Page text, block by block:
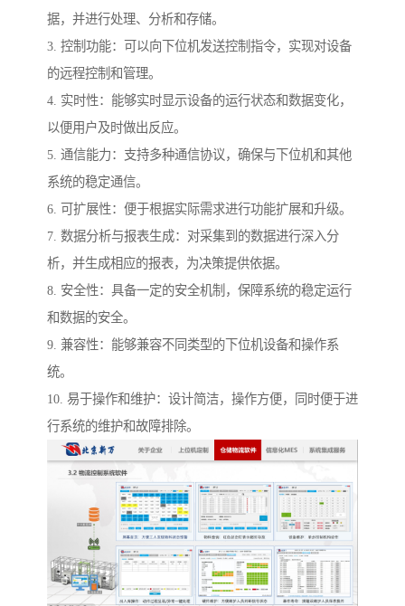
据，并进行处理、分析和存储。
3. 控制功能：可以向下位机发送控制指令，实现对设备
的远程控制和管理。
4. 实时性：能够实时显示设备的运行状态和数据变化，
以便用户及时做出反应。
5. 通信能力：支持多种通信协议，确保与下位机和其他
系统的稳定通信。
6. 可扩展性：便于根据实际需求进行功能扩展和升级。
7. 数据分析与报表生成：对采集到的数据进行深入分
析，并生成相应的报表，为决策提供依据。
8. 安全性：具备一定的安全机制，保障系统的稳定运行
和数据的安全。
9. 兼容性：能够兼容不同类型的下位机设备和操作系
统。
10. 易于操作和维护：设计简洁，操作方便，同时便于进
行系统的维护和故障排除。